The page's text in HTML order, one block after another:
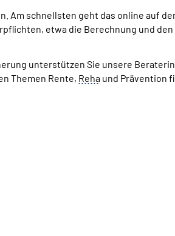
Am schnellsten geht das online auf
etwa die Berechnung und den
unterstützen Sie unsere
Themen Rente, Reha und Prävention